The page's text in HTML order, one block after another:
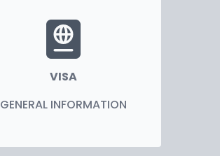
VISA
GENERAL INFORMATION